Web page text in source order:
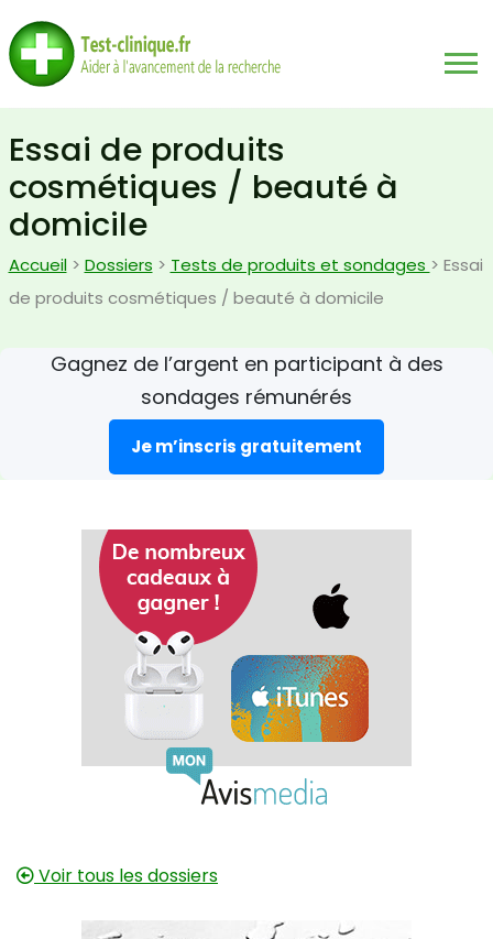
Essai de produits
cosmétiques / beauté à
domicile
Accueil> Dossiers > Tests de produits et sondages > Essai
de produits cosmétiques / beauté à domicile
Gagnez de l’argent en participant à des
sondages rémunérés
Je m’inscris gratuitement
Voir tous les dossiers